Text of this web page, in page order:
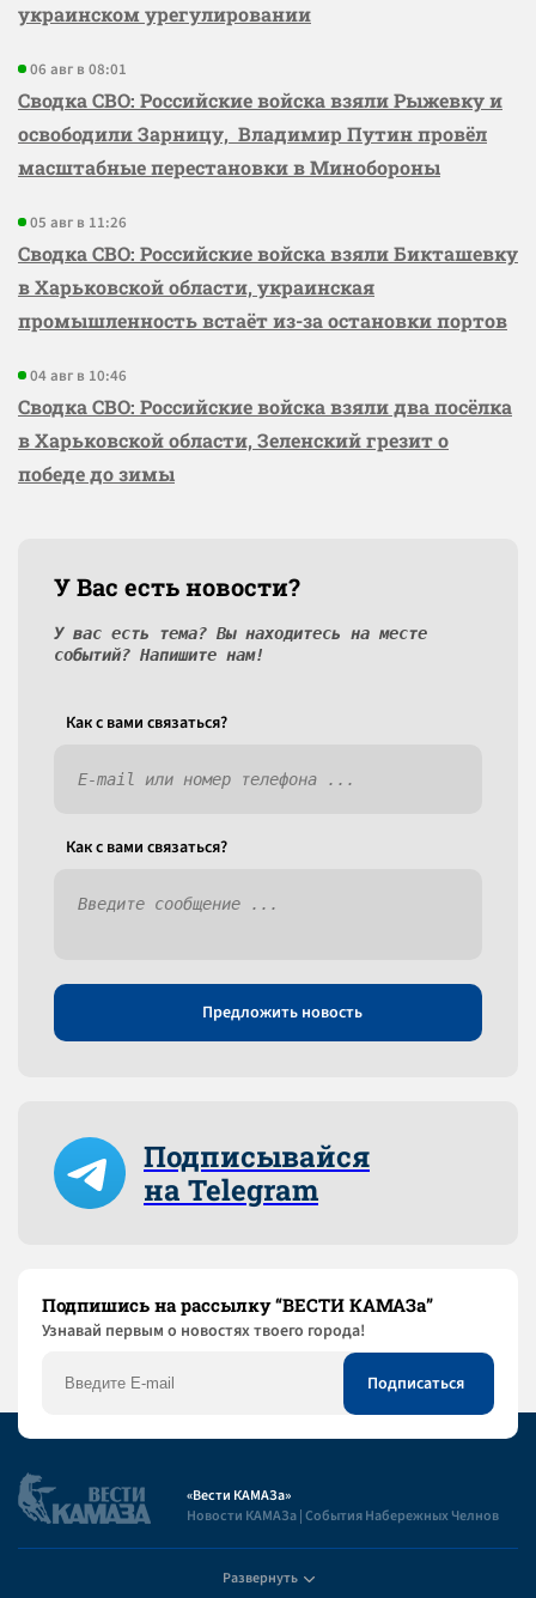
украинском урегулировании
06 авг в 08:01
Сводка СВО: Российские войска взяли Рыжевку и
освободили Зарницу, Владимир Путин провёл
масштабные перестановки в Минобороны
05 авг в 11:26
Сводка СВО: Российские войска взяли Бикташевку
в Харьковской области, украинская
промышленность встаёт из-за остановки портов
04 авг в 10:46
Сводка СВО: Российские войска взяли два посёлка
в Харьковской области, Зеленский грезит о
победе до зимы
У Вас есть новости?
У вас есть тема? Вы находитесь на месте
событий? Напишите нам!
Как c вами связаться?
Как c вами связаться?
Предложить новость
Подписывайся
на Telegram
Подпишись на рассылку “ВЕСТИ КАМАЗа”
Узнaвай первым о новостях твоего города!
«Вести КАМАЗа»
Новости КАМАЗа | События Набережных Челнов
Развернуть